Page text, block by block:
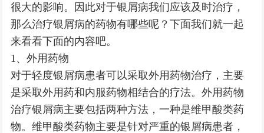
很大的影响。因此对于银屑病我们应该及时治疗，
那么治疗银屑病的药物有哪些呢？下面我们就一起
来看看下面的内容吧。
1、外用药物
对于轻度银屑病患者可以采取外用药物治疗，主要
是采取外用药和内服药物相结合的疗法。外用药物
治疗银屑病主要包括两种方法，一种是维甲酸类药
物。维甲酸类药物主要是针对严重的银屑病患者，